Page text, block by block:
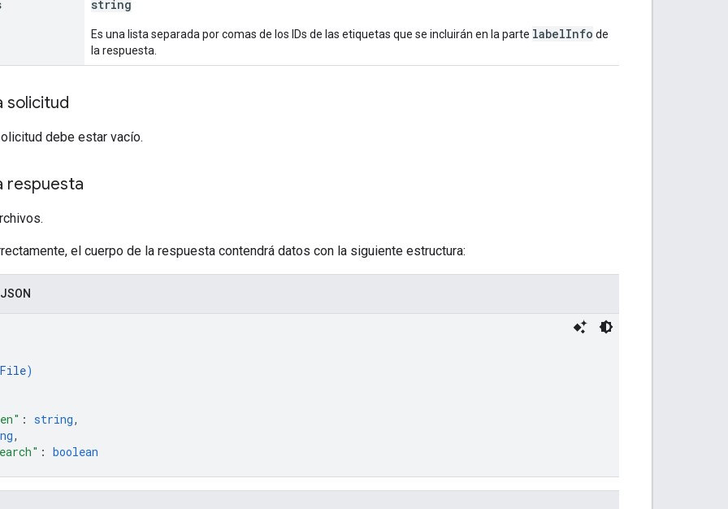
string
Es una lista separada por comas de los IDs de las etiquetas que se incluirán en la parte labelInfo de
la respuesta.
solicitud
debe estar vacío.
respuesta
el cuerpo de la respuesta contendrá datos con la siguiente estructura:
File)
: string,
,
: boolean